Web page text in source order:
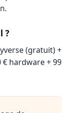
?
(gratuit) +
€ hardware + 99